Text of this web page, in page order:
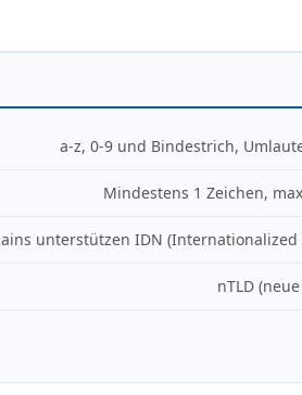
a-z, 0-9 und Bindestrich,
Mindestens 1 Zeichen,
unterstützen IDN (Internationalized
nTLD